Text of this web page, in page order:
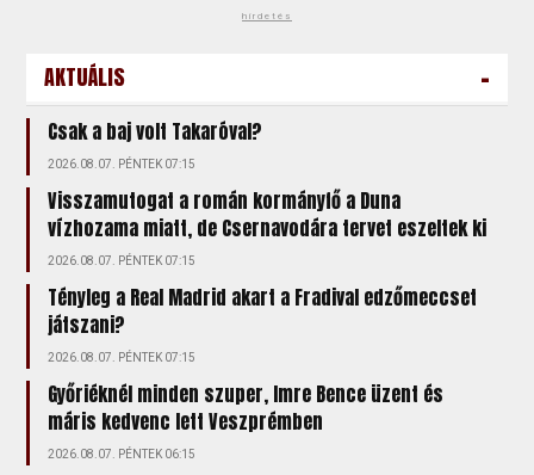
hirdetés
AKTUÁLIS -
Csak a baj volt Takaróval?
2026.08.07. PÉNTEK 07:15
Visszamutogat a román kormányfő a Duna
vízhozama miatt, de Csernavodára tervet eszeltek ki
2026.08.07. PÉNTEK 07:15
Tényleg a Real Madrid akart a Fradival edzőmeccset
játszani?
2026.08.07. PÉNTEK 07:15
Győriéknél minden szuper, Imre Bence üzent és
máris kedvenc lett Veszprémben
2026.08.07. PÉNTEK 06:15